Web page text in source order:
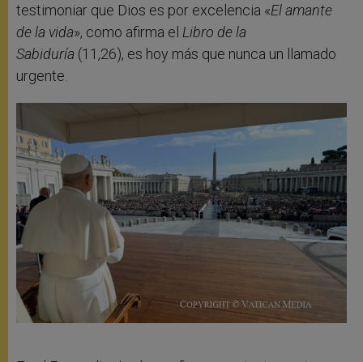
testimoniar que Dios es por excelencia «El amante
de la vida», como afirma el Libro de la
Sabiduría (11,26), es hoy más que nunca un llamado
urgente.